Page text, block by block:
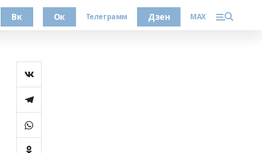
Вк Ок Телеграмм Дзен MAX